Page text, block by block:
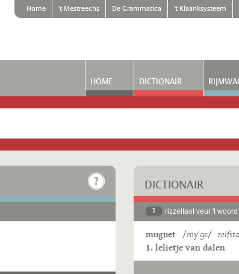
Home 't Mestreechs De Grammatica 't Klaanksysteem
HOME DICTIONAIR
DICTIONAIR
1 rizzeltaot veur 't woord
muguet /myˈɡɛ/
1. lelietje van dalen